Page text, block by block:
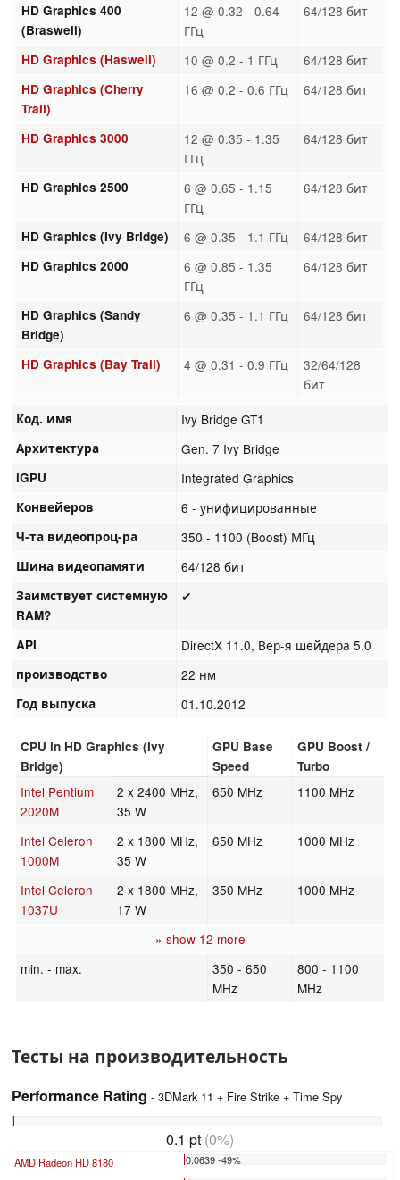
HD Graphics 400
(Braswell)
12 @ 0.32 - 0.64
ГГц
64/128 бит
HD Graphics (Haswell) 10 @ 0.2 - 1 ГГц 64/128 бит
HD Graphics (Cherry
Trail)
16 @ 0.2 - 0.6 ГГц 64/128 бит
HD Graphics 3000
12 @ 0.35 - 1.35
ГГц
64/128 бит
HD Graphics 2500
6 @ 0.65 - 1.15
ГГц
64/128 бит
HD Graphics (Ivy Bridge) 6 @ 0.35 - 1.1 ГГц 64/128 бит
HD Graphics 2000
6 @ 0.85 - 1.35
ГГц
64/128 бит
HD Graphics (Sandy
Bridge)
6 @ 0.35 - 1.1 ГГц 64/128 бит
HD Graphics (Bay Trail) 4 @ 0.31 - 0.9 ГГц
32/64/128
бит
Код. имя Ivy Bridge GT1
Архитектура Gen. 7 Ivy Bridge
iGPU Integrated Graphics
Конвейеров 6 - унифицированные
Ч-та видеопроц-ра 350 - 1100 (Boost) МГц
Шина видеопамяти 64/128 бит
Заимствует системную
RAM?
✔
API DirectX 11.0, Вер-я шейдера 5.0
производство 22 нм
Год выпуска 01.10.2012
CPU in HD Graphics (Ivy
Bridge)
GPU Base
Speed
GPU Boost /
Turbo
Intel Pentium
2020M
2 x 2400 MHz,
35 W
650 MHz 1100 MHz
Intel Celeron
1000M
2 x 1800 MHz,
35 W
650 MHz 1000 MHz
Intel Celeron
1037U
2 x 1800 MHz,
17 W
350 MHz 1000 MHz
» show 12 more
min. - max.
350 - 650
MHz
800 - 1100
MHz
Тесты на производительность
Performance Rating - 3DMark 11 + Fire Strike + Time Spy
0.1 pt (0%)
AMD Radeon HD 8180 0.0639 -49%